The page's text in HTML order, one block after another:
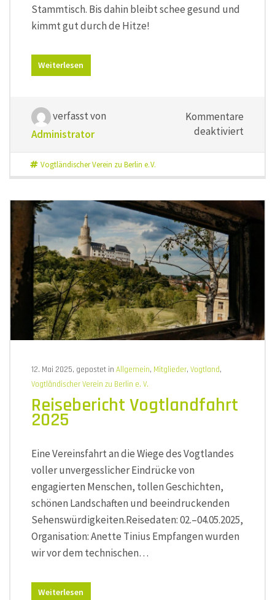
Stammtisch. Bis dahin bleibt schee gesund und
kimmt gut durch de Hitze!
Weiterlesen
verfasst von
Administrator
Kommentare
deaktiviert
euch
Vogtländischer Verein zu Berlin e. V.
12. Mai 2025, gepostet in Allgemein, Mitglieder, Vogtland,
Vogtländischer Verein zu Berlin e. V.
Reisebericht Vogtlandfahrt
2025
Eine Vereinsfahrt an die Wiege des Vogtlandes
voller unvergesslicher Eindrücke von
engagierten Menschen, tollen Geschichten,
schönen Landschaften und beeindruckenden
Sehenswürdigkeiten.Reisedaten: 02.–04.05.2025,
Organisation: Anette Tinius Empfangen wurden
wir vor dem technischen…
Weiterlesen